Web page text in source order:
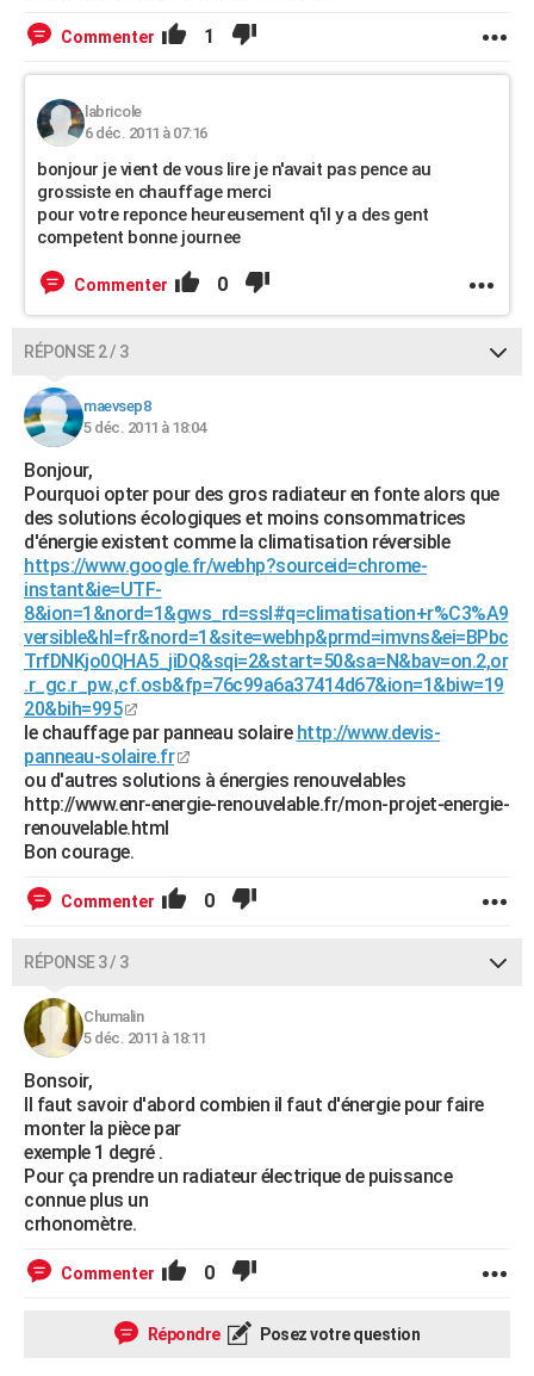
Commenter 1
labricole
6 déc. 2011 à 07:16
bonjour je vient de vous lire je n'avait pas pence au
grossiste en chauffage merci
pour votre reponce heureusement q'il y a des gent
competent bonne journee
Commenter 0
RÉPONSE 2 / 3
maevsep8
5 déc. 2011 à 18:04
Bonjour,
Pourquoi opter pour des gros radiateur en fonte alors que
des solutions écologiques et moins consommatrices
d'énergie existent comme la climatisation réversible
https://www.google.fr/webhp?sourceid=chrome-
instant&ie=UTF-
8&ion=1&nord=1&gws_rd=ssl#q=climatisation+r%C3%A9
versible&hl=fr&nord=1&site=webhp&prmd=imvns&ei=BPbc
TrfDNKjo0QHA5_jiDQ&sqi=2&start=50&sa=N&bav=on.2,or
.r_gc.r_pw.,cf.osb&fp=76c99a6a37414d67&ion=1&biw=19
20&bih=995
le chauffage par panneau solaire http://www.devis-
panneau-solaire.fr
ou d'autres solutions à énergies renouvelables
http://www.enr-energie-renouvelable.fr/mon-projet-energie-
renouvelable.html
Bon courage.
Commenter 0
RÉPONSE 3 / 3
Chumalin
5 déc. 2011 à 18:11
Bonsoir,
Il faut savoir d'abord combien il faut d'énergie pour faire
monter la pièce par
exemple 1 degré .
Pour ça prendre un radiateur électrique de puissance
connue plus un
crhonomètre.
Commenter 0
Répondre Posez votre question